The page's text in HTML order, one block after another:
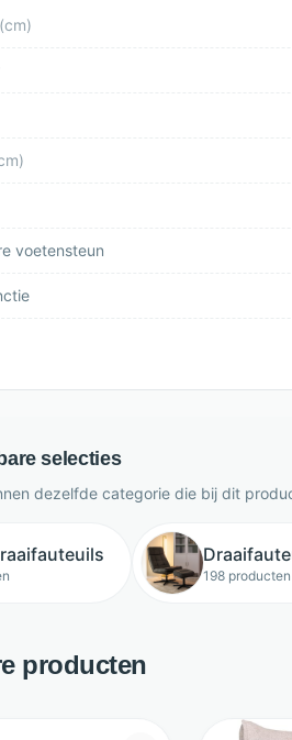
(cm)
)
voetensteun
selecties
dezelfde categorie die bij dit
198 producten
producten